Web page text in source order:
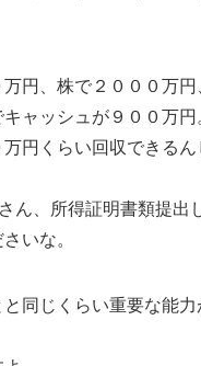
円、株で２０００万円
ャッシュが９００万円
円くらい回収できるん
ん、所得証明書類提出
いな。
同じくらい重要な能